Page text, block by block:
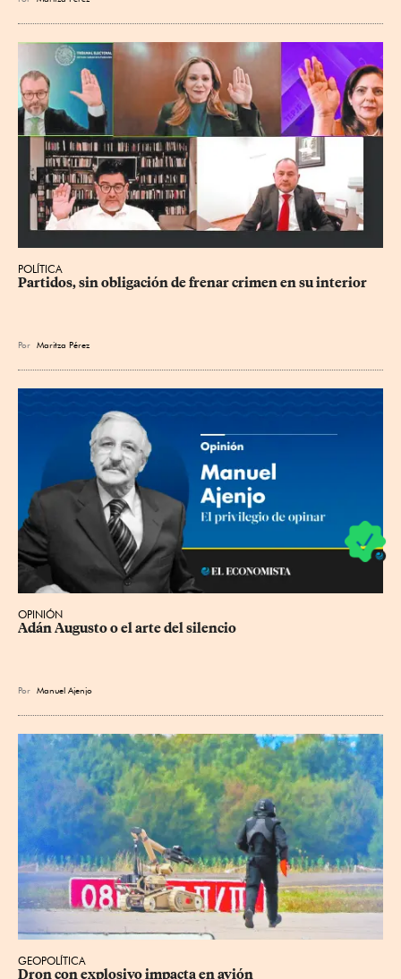
POLÍTICA
Partidos, sin obligación de frenar crimen en su interior
Por Maritza Pérez
OPINIÓN
Adán Augusto o el arte del silencio
Por Manuel Ajenjo
GEOPOLÍTICA
Dron con explosivo impacta en avión